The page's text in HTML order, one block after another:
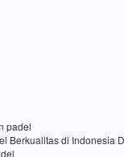
padel
Berkualitas di Indonesia